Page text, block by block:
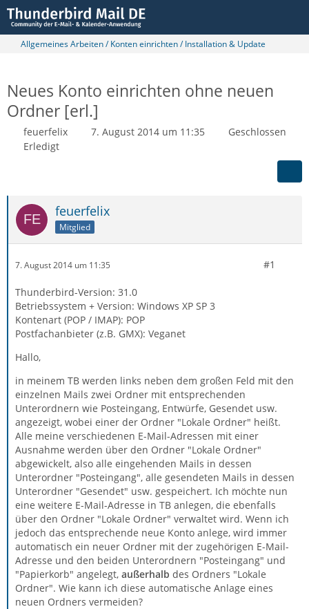
Allgemeines Arbeiten / Konten einrichten / Installation & Update
Neues Konto einrichten ohne neuen
Ordner [erl.]
feuerfelix 7. August 2014 um 11:35
Geschlossen
Erledigt
feuerfelix
Mitglied
7. August 2014 um 11:35 #1
Thunderbird-Version: 31.0
Betriebssystem + Version: Windows XP SP 3
Kontenart (POP / IMAP): POP
Postfachanbieter (z.B. GMX): Veganet
Hallo,
in meinem TB werden links neben dem großen Feld mit den
einzelnen Mails zwei Ordner mit entsprechenden
Unterordnern wie Posteingang, Entwürfe, Gesendet usw.
angezeigt, wobei einer der Ordner "Lokale Ordner" heißt.
Alle meine verschiedenen E-Mail-Adressen mit einer
Ausnahme werden über den Ordner "Lokale Ordner"
abgewickelt, also alle eingehenden Mails in dessen
Unterordner "Posteingang", alle gesendeten Mails in dessen
Unterordner "Gesendet" usw. gespeichert. Ich möchte nun
eine weitere E-Mail-Adresse in TB anlegen, die ebenfalls
über den Ordner "Lokale Ordner" verwaltet wird. Wenn ich
jedoch das entsprechende neue Konto anlege, wird immer
automatisch ein neuer Ordner mit der zugehörigen E-Mail-
Adresse und den beiden Unterordnern "Posteingang" und
"Papierkorb" angelegt, außerhalb des Ordners "Lokale
Ordner". Wie kann ich diese automatische Anlage eines
neuen Ordners vermeiden?